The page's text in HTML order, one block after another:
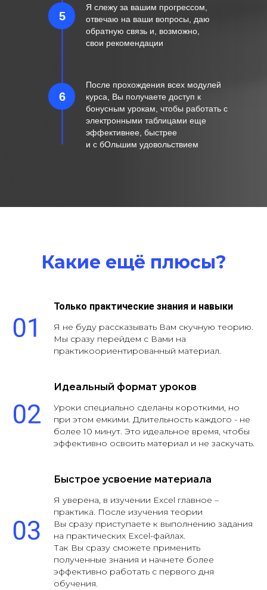
Я слежу за вашим прогрессом,
отвечаю на ваши вопросы, даю
обратную связь и, возможно,
свои рекомендации
6
5
После прохождения всех модулей
курса, Вы получаете доступ к
бонусным урокам, чтобы работать с
электронными таблицами еще
эффективнее, быстрее
и с бОльшим удовольствием
Какие ещё плюсы?
Только практические знания и навыки
Я не буду рассказывать Вам скучную теорию.
Мы сразу перейдем с Вами на
практикоориентированный материал.
Идеальный формат уроков
Уроки специально сделаны короткими, но
при этом емкими. Длительность каждого - не
более 10 минут. Это идеальное время, чтобы
эффективно освоить материал и не заскучать.
Быстрое усвоение материала
Я уверена, в изучении Excel главное –
практика. После изучения теории
Вы сразу приступаете к выполнению задания
на практических Excel-файлах.
Так Вы сразу сможете применить
полученные знания и начнете более
эффективно работать с первого дня
обучения.